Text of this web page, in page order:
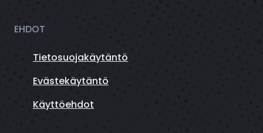
EHDOT
Tietosuojakäytäntö
Evästekäytäntö
Käyttöehdot